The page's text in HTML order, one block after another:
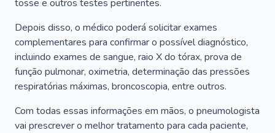
tosse e outros testes pertinentes.
Depois disso, o médico poderá solicitar exames
complementares para confirmar o possível diagnóstico,
incluindo exames de sangue, raio X do tórax, prova de
função pulmonar, oximetria, determinação das pressões
respiratórias máximas, broncoscopia, entre outros.
Com todas essas informações em mãos, o pneumologista
vai prescrever o melhor tratamento para cada paciente,